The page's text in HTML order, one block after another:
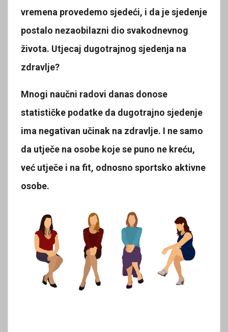
vremena provedemo sjedeći, i da je sjedenje
postalo nezaobilazni dio svakodnevnog
života. Utjecaj dugotrajnog sjedenja na
zdravlje?
Mnogi naučni radovi danas donose
statističke podatke da dugotrajno sjedenje
ima negativan učinak na zdravlje. I ne samo
da utječe na osobe koje se puno ne kreću,
već utječe i na fit, odnosno sportsko aktivne
osobe.